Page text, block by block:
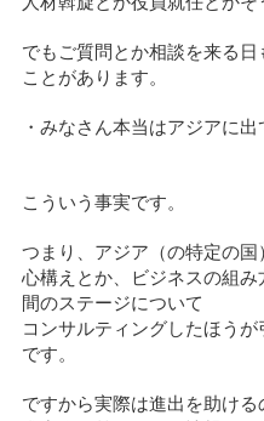
でもご質問とか相談を来る
ことがあります。
・みなさん本当はアジアに
こういう事実です。
つまり、アジア（の特定の
心構えとか、ビジネスの組
間のステージについて
コンサルティングしたほう
です。
ですから実際は進出を助ける